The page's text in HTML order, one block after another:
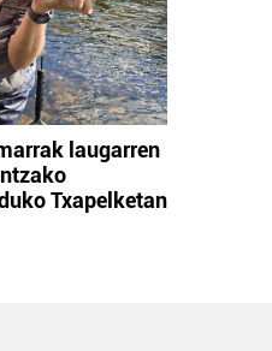
laugarren
Txapelketan